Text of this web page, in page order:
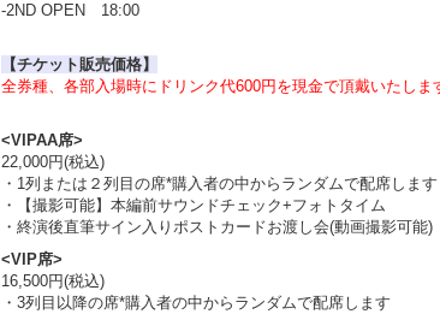
-2ND OPEN 18:00
【チケット販売価格】
全券種、各部入場時にドリンク代600円を現金で頂戴いたしま
<VIPAA席>
22,000円(税込)
・1列または２列目の席*購入者の中からランダムで配席します
・【撮影可能】本編前サウンドチェック+フォトタイム
・終演後直筆サイン入りポストカードお渡し会(動画撮影可能)
<VIP席>
16,500円(税込)
・3列目以降の席*購入者の中からランダムで配席します